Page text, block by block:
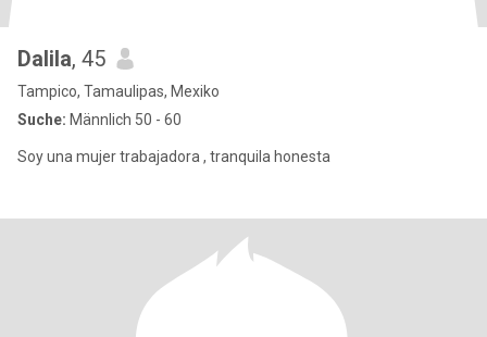
Dalila, 45
Tampico, Tamaulipas, Mexiko
Suche: Männlich 50 - 60
Soy una mujer trabajadora , tranquila honesta